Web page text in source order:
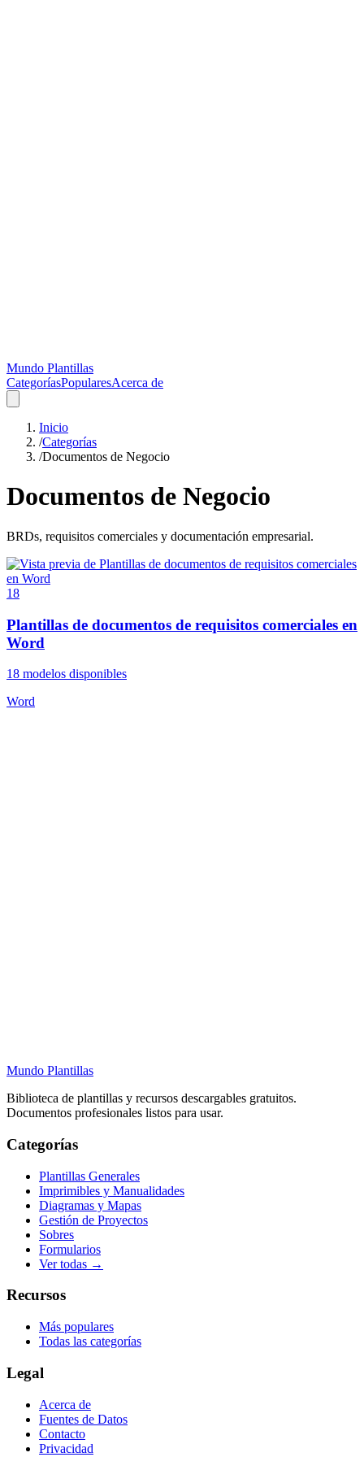
Mundo Plantillas
CategoríasPopularesAcerca de
Inicio
/Categorías
/Documentos de Negocio
Documentos de Negocio
BRDs, requisitos comerciales y documentación empresarial.
18
Plantillas de documentos de requisitos comerciales en
Word
18 modelos disponibles
Word
Mundo Plantillas
Biblioteca de plantillas y recursos descargables gratuitos.
Documentos profesionales listos para usar.
Categorías
Plantillas Generales
Imprimibles y Manualidades
Diagramas y Mapas
Gestión de Proyectos
Sobres
Formularios
Ver todas →
Recursos
Más populares
Todas las categorías
Legal
Acerca de
Fuentes de Datos
Contacto
Privacidad